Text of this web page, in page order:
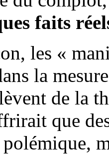
faits
les «
la
de la
que